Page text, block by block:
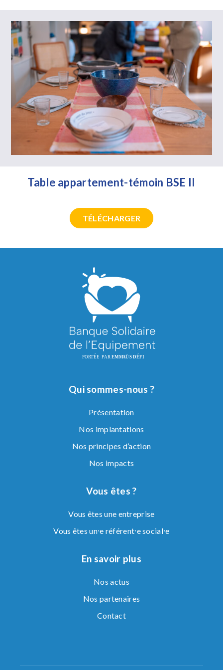
Table appartement-témoin BSE II
TÉLÉCHARGER
Qui sommes-nous ?
Présentation
Nos implantations
Nos principes d’action
Nos impacts
Vous êtes ?
Vous êtes une entreprise
Vous êtes un⸱e référent⸱e social⸱e
En savoir plus
Nos actus
Nos partenaires
Contact